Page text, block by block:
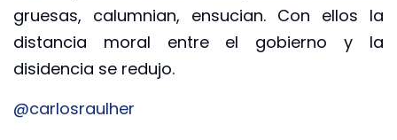
gruesas, calumnian, ensucian. Con ellos la
distancia moral entre el gobierno y la
disidencia se redujo.
@carlosraulher